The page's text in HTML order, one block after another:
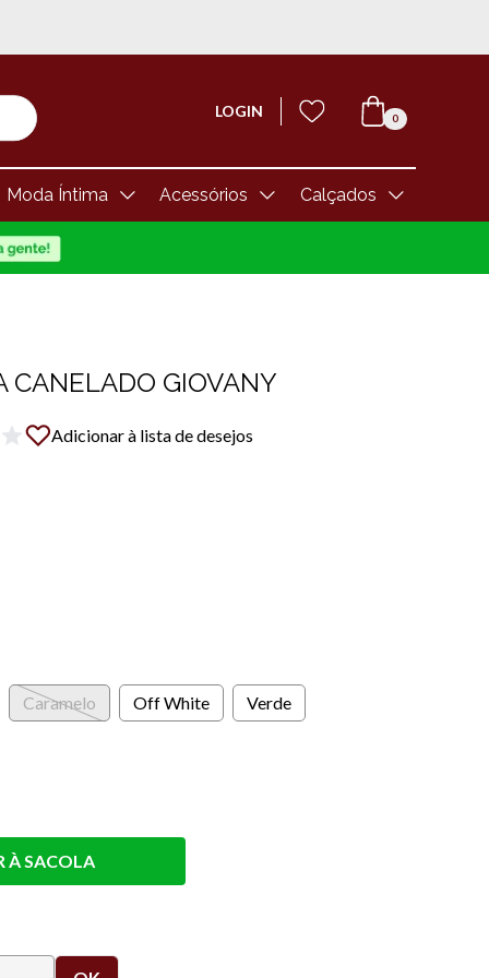
LOGIN 0
Moda Íntima Acessórios Calçados
CANELADO GIOVANY
Adicionar à lista de desejos
Caramelo Off White Verde
À SACOLA